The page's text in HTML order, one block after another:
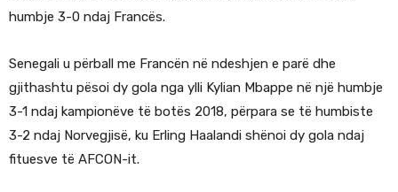
humbje 3-0 ndaj Francës.
Senegali u përball me Francën në ndeshjen e parë dhe
gjithashtu pësoi dy gola nga ylli Kylian Mbappe në një humbje
3-1 ndaj kampionëve të botës 2018, përpara se të humbiste
3-2 ndaj Norvegjisë, ku Erling Haalandi shënoi dy gola ndaj
fituesve të AFCON-it.